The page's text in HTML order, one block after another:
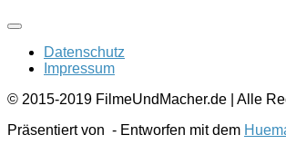
Datenschutz
Impressum
© 2015-2019 FilmeUndMacher.de | Alle
Präsentiert von - Entworfen mit dem